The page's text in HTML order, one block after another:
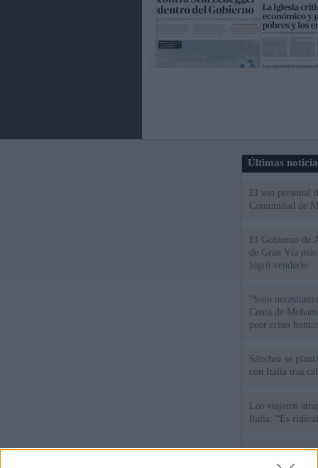
Últimas
El uso personal
Comunidad de
El Gobierno de
de Gran Vía
logró venderlo
"Solo
Ceuta de
peor crisis
Sánchez se
con Italia tras
Los viajeros
Italia: “Es
Sánchez